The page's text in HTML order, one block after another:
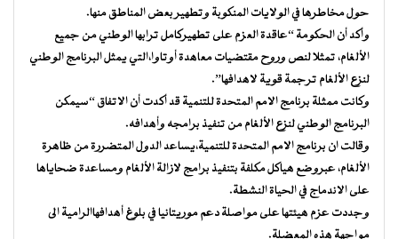
حول مخاطرها في الولايات المنكوبة وتطهير بعض المناطق منها.
وأكد أن الحكومة “عاقدة العزم على تطهيركامل ترابها الوطني من جميع
الألغام، تمثلا لنص وروح مقتضيات معاهدة أوتاوا،التي يمثل البرنامج الوطني
لنزع الألغام ترجمة قوية لاهدافها”.
وكانت ممثلة برنامج الامم المتحدة للتنمية قد أكدت أن الاتفاق “سيمكن
البرنامج الوطني لنزع الألغام من تنفيذ برامجه وأهدافه.
وقالت ان برنامج الامم المتحدة للتنمية،يساعد الدول المتضررة من ظاهرة
الألغام، عبروضع هياكل مكلفة بتنفيذ برامج لازالة الألغام ومساعدة ضحاياها
على الاندماج في الحياة النشطة.
وجددت عزم هيئتها على مواصلة دعم موريتانيا في بلوغ أهدافهاالرامية الى
مواجهة هذه المعضلة.